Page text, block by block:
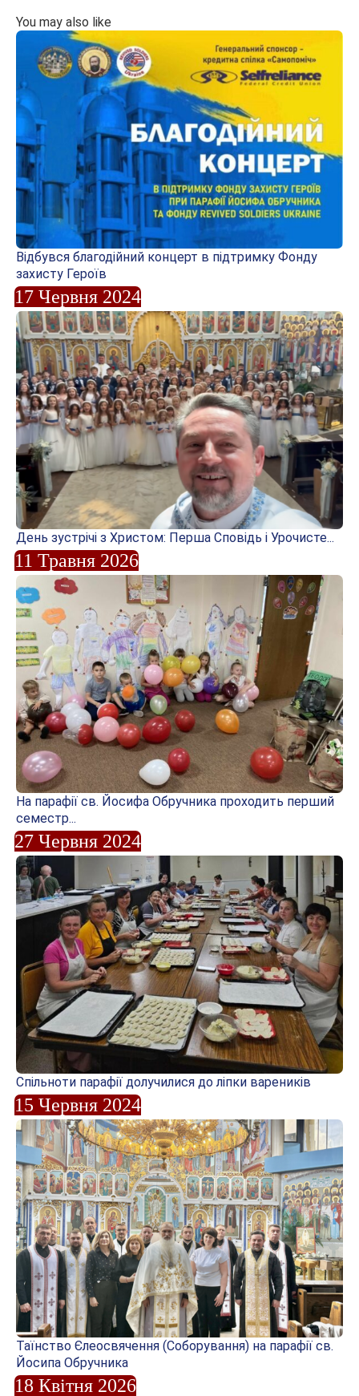
You may also like
Відбувся благодійний концерт в підтримку Фонду
захисту Героїв
17 Червня 2024
День зустрічі з Христом: Перша Сповідь і Урочисте...
11 Травня 2026
На парафії св. Йосифа Обручника проходить перший
семестр...
27 Червня 2024
Спільноти парафії долучилися до ліпки вареників
15 Червня 2024
Таїнство Єлеосвячення (Соборування) на парафії св.
Йосипа Обручника
18 Квітня 2026